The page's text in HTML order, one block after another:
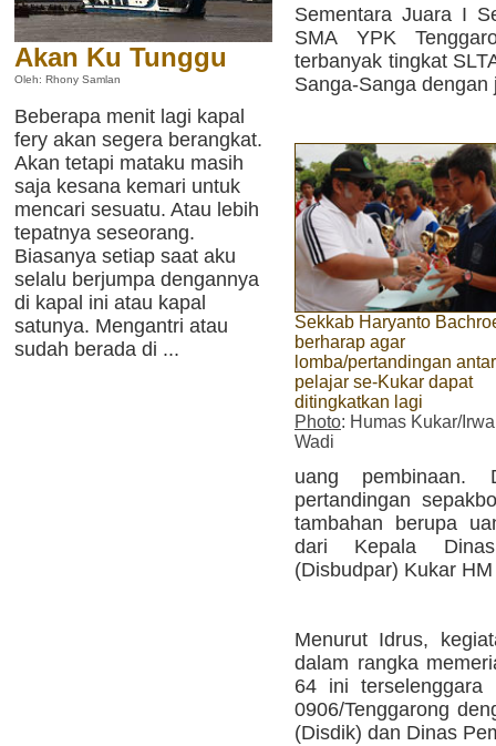
Akan Ku Tunggu
Oleh: Rhony Samlan
Beberapa menit lagi kapal
fery akan segera berangkat.
Akan tetapi mataku masih
saja kesana kemari untuk
mencari sesuatu. Atau lebih
tepatnya seseorang.
Biasanya setiap saat aku
selalu berjumpa dengannya
di kapal ini atau kapal
satunya. Mengantri atau
sudah berada di ...
Sementara Juara I
SMA YPK
terbanyak tingkat
Sanga-Sanga dengan
Sekkab Haryanto
berharap agar
lomba/pertandingan antar
pelajar se-Kukar dapat
ditingkatkan lagi
Photo: Humas Kukar/
Wadi
uang pembinaan.
pertandingan
tambahan berupa
dari Kepala
(Disbudpar) Kukar
Menurut Idrus,
dalam rangka
64 ini terselenggara
0906/Tenggarong
(Disdik) dan Dinas